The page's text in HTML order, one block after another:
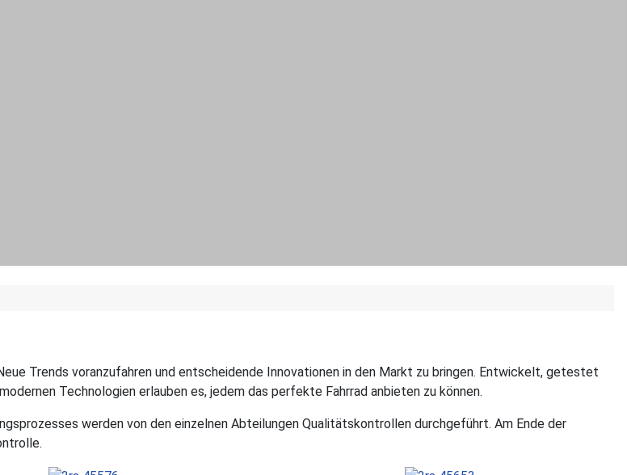
Trends voranzufahren und entscheidende Innovationen in den Markt zu bringen. Entwickelt, getestet
Technologien erlauben es, jedem das perfekte Fahrrad anbieten zu können.
werden von den einzelnen Abteilungen Qualitätskontrollen durchgeführt. Am Ende der